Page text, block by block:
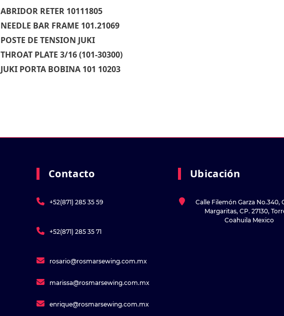
ABRIDOR RETER 10111805
NEEDLE BAR FRAME 101.21069
POSTE DE TENSION JUKI
THROAT PLATE 3/16 (101-30300)
JUKI PORTA BOBINA 101 10203
Contacto
+52(871) 285 35 59
+52(871) 285 35 71
rosario@rosmarsewing.com.mx
marissa@rosmarsewing.com.mx
enrique@rosmarsewing.com.mx
Ubicación
Calle Filemón Garza No.340,
Margaritas, CP. 27130,
Coahuila Mexico